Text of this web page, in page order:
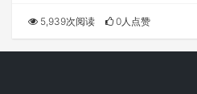
5,939次阅读 0人点赞